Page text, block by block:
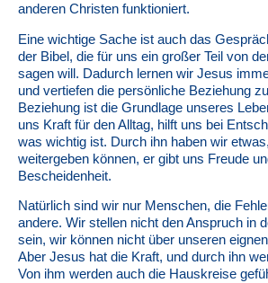
anderen Christen funktioniert.
Eine wichtige Sache ist auch das
der Bibel, die für uns ein großer Teil von
sagen will. Dadurch lernen wir Jesus
und vertiefen die persönliche Beziehung
Beziehung ist die Grundlage unseres
uns Kraft für den Alltag, hilft uns bei
was wichtig ist. Durch ihn haben wir
weitergeben können, er gibt uns Freude
Bescheidenheit.
Natürlich sind wir nur Menschen, die
andere. Wir stellen nicht den Anspruch in
sein, wir können nicht über unseren
Aber Jesus hat die Kraft, und durch ihn
Von ihm werden auch die Hauskreise